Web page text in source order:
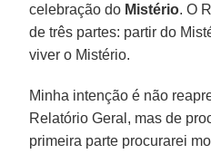
celebração do Mistério. O
de três partes: partir do
viver o Mistério.
Minha intenção é não
Relatório Geral, mas de
primeira parte procurarei